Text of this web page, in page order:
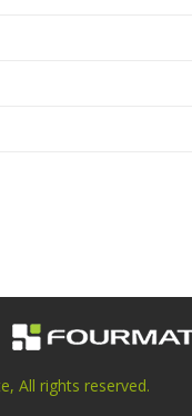
All rights reserved.